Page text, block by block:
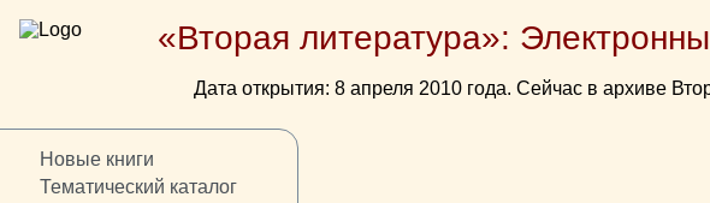
«Вторая литература»:
Дата открытия: 8 апреля 2010 года. Сейчас в архиве
Новые книги
Тематический каталог